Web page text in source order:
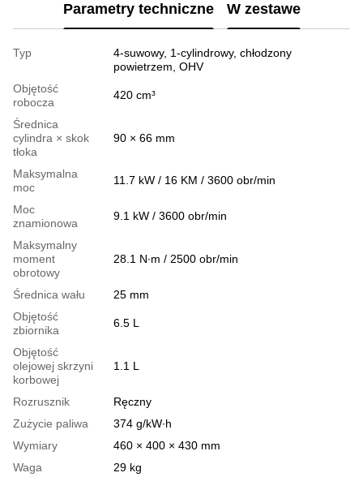
Parametry techniczne W zestawe
Typ
4-suwowy, 1-cylindrowy, chłodzony
powietrzem, OHV
Objętość
robocza
420 cm³
Średnica
cylindra × skok
tłoka
90 × 66 mm
Maksymalna
moc
11.7 kW / 16 KM / 3600 obr/min
Moc
znamionowa
9.1 kW / 3600 obr/min
Maksymalny
moment
obrotowy
28.1 N∙m / 2500 obr/min
Średnica wału
25 mm
Objętość
zbiornika
6.5 L
Objętość
olejowej skrzyni
korbowej
1.1 L
Rozrusznik
Ręczny
Zużycie paliwa
374 g/kW∙h
Wymiary
460 × 400 × 430 mm
Waga
29 kg